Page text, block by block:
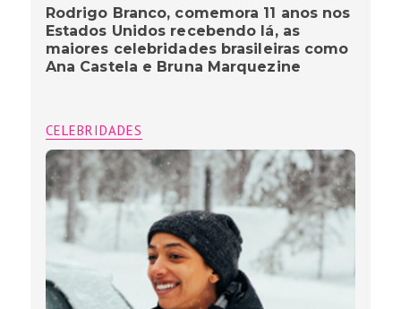
Rodrigo Branco, comemora 11 anos nos
Estados Unidos recebendo lá, as
maiores celebridades brasileiras como
Ana Castela e Bruna Marquezine
CELEBRIDADES